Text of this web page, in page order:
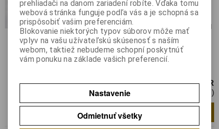
Výrobca:INDEL
Záruka (mesiacov):24
Termín dodania(prac.dni)-platí pre sklad
LIESKOVEC:3
Hmotnosť balenia:0,95 kg
Transformátor: toroidný; 80VA; 230VAC;
37,90 EUR
30,82 EUR (Cena bez DPH)
prehliadači na danom zariadení robíte. Vďaka tomu
webová stránka funguje podľa vás a je schopná sa
prispôsobiť vašim preferenciám.
Blokovanie niektorých typov súborov môže mať
vplyv na vašu užívateľskú skúsenosť s naším
webom, taktiež nebudeme schopní poskytnúť
vám ponuku na základe vašich preferencií.
Nastavenie
Odmietnuť všetky